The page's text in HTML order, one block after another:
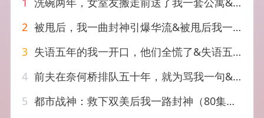
2 被甩后，我一曲封神引爆华流&被甩后我一曲封神引爆华流（70集）AI短剧
3 失语五年的我一开口，他们全慌了&失语五年的我一开口他们全慌了（65集）AI短剧
4 前夫在奈何桥排队五十年，就为骂我一句&前夫在奈何桥排队五十年就为骂我一句（26集）AI短剧
5 都市战神：救下双美后我一路封神（80集）王浩＆诗语